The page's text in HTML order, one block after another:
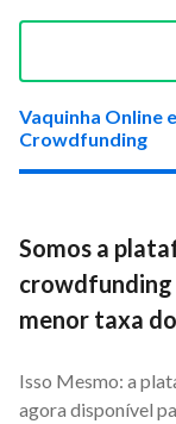
Vaquinha Online e
Crowdfunding
Somos a
crowdfunding
menor taxa
Isso Mesmo: a
agora disponível